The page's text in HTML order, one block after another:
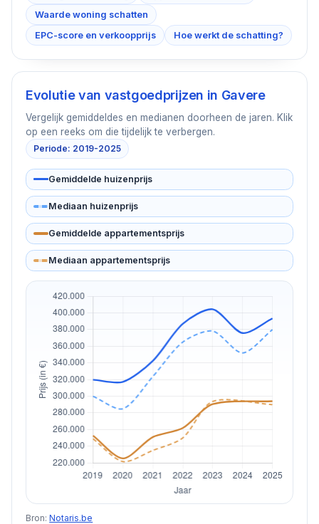
Waarde woning schatten
EPC-score en verkoopprijs
Hoe werkt de schatting?
Evolutie van vastgoedprijzen in Gavere
Vergelijk gemiddeldes en medianen doorheen de jaren. Klik
op een reeks om die tijdelijk te verbergen.
Periode: 2019-2025
Gemiddelde huizenprijs
Mediaan huizenprijs
Gemiddelde appartementsprijs
Mediaan appartementsprijs
Bron:Notaris.be